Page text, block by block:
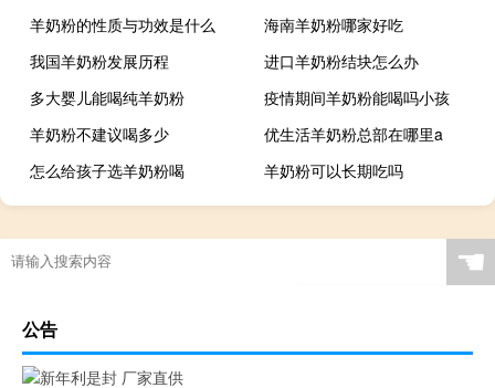
羊奶粉的性质与功效是什么
海南羊奶粉哪家好吃
我国羊奶粉发展历程
进口羊奶粉结块怎么办
多大婴儿能喝纯羊奶粉
疫情期间羊奶粉能喝吗小孩
羊奶粉不建议喝多少
优生活羊奶粉总部在哪里a
怎么给孩子选羊奶粉喝
羊奶粉可以长期吃吗
☚
公告